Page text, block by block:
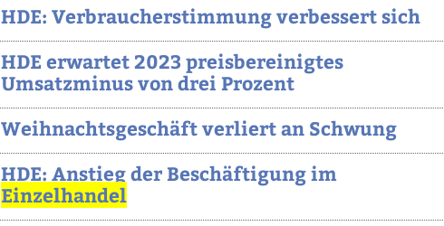
HDE: Verbraucherstimmung verbessert sich
HDE erwartet 2023 preisbereinigtes
Umsatzminus von drei Prozent
Weihnachtsgeschäft verliert an Schwung
HDE: Anstieg der Beschäftigung im
Einzelhandel